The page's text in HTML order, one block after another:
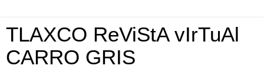
TLAXCO ReViStA vIrTuAl
CARRO GRIS